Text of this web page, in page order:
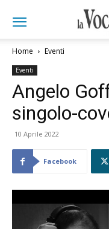
Home Eventi
Eventi
Angelo
singolo-
10 Aprile 2022
Facebook